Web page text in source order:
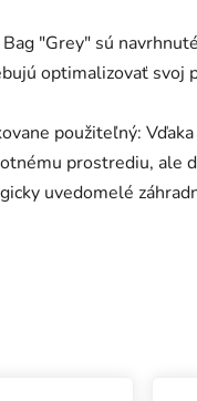
"Grey" sú
optimalizovať svoj
použiteľný:
prostrediu, ale
uvedomelé